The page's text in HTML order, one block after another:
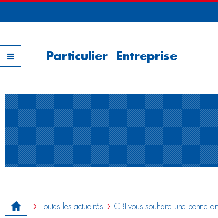
Particulier Entreprise
Toutes les actualités CBI vous souhaite une bonne